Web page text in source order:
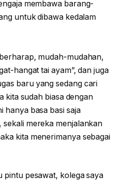
membawa barang-
untuk dibawa kedalam
mudah-mudahan,
hangat tai ayam”, dan juga
baru yang sedang cari
kita sudah biasa dengan
hanya basa basi saja
mereka menjalankan
kita menerimanya sebagai
pintu pesawat, kolega saya